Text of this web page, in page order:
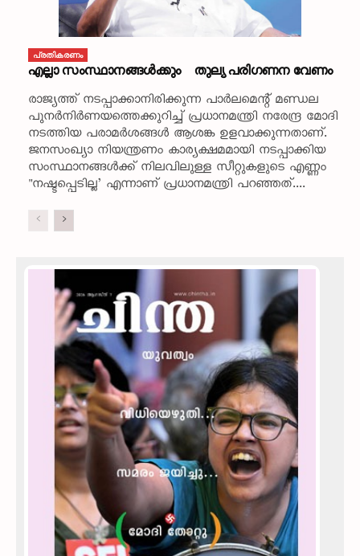
പ്രതികരണം
എല്ലാ സംസ്ഥാനങ്ങൾക്കും തുല്യ പരിഗണന വേണം
രാജ്യത്ത് നടപ്പാക്കാനിരിക്കുന്ന പാർലമെന്റ് മണ്ഡല
പുനർനിർണയത്തെക്കുറിച്ച് പ്രധാനമന്ത്രി നരേന്ദ്ര മോദി
നടത്തിയ പരാമർശങ്ങൾ ആശങ്ക ഉളവാക്കുന്നതാണ്.
ജനസംഖ്യാ നിയന്ത്രണം കാര്യക്ഷമമായി നടപ്പാക്കിയ
സംസ്ഥാനങ്ങൾക്ക് നിലവിലുള്ള സീറ്റുകളുടെ എണ്ണം
"നഷ്ടപ്പെടില്ല’ എന്നാണ് പ്രധാനമന്ത്രി പറഞ്ഞത്....